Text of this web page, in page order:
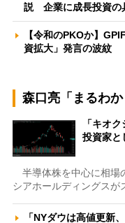
説 企業に成長投資の
【令和のPKOか】
資拡大」発言の波紋
森口亮「まるわか
「キオ
投資家
半導体株を中心に相場
シアホールディングスが
「NYダウは高値更新